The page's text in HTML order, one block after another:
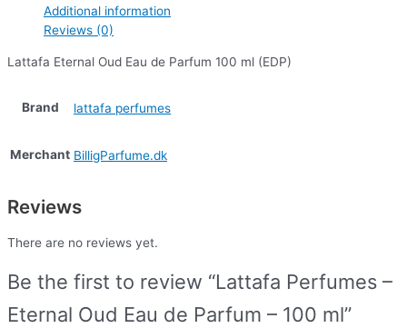
Additional information
Reviews (0)
Lattafa Eternal Oud Eau de Parfum 100 ml (EDP)
Brand lattafa perfumes
Merchant BilligParfume.dk
Reviews
There are no reviews yet.
Be the first to review “Lattafa Perfumes –
Eternal Oud Eau de Parfum – 100 ml”